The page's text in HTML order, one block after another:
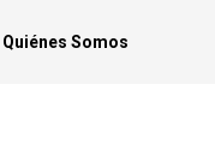
Quiénes Somos